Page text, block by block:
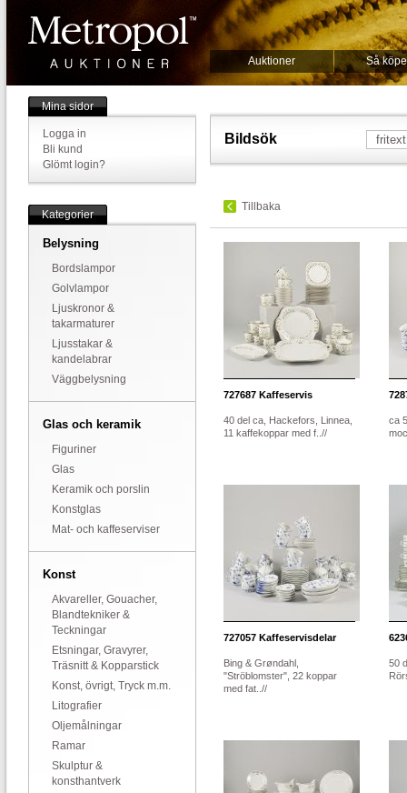
Auktioner Så
Mina sidor
Logga in
Bli kund
Glömt login?
Kategorier
Belysning
Bordslampor
Golvlampor
Ljuskronor &
takarmaturer
Ljusstakar &
kandelabrar
Väggbelysning
Glas och keramik
Figuriner
Glas
Keramik och porslin
Konstglas
Mat- och kaffeserviser
Konst
Akvareller, Gouacher,
Blandtekniker &
Teckningar
Etsningar, Gravyrer,
Träsnitt & Kopparstick
Konst, övrigt, Tryck m.m.
Litografier
Oljemålningar
Ramar
Skulptur &
konsthantverk
Bildsök
Tillbaka
727687 Kaffeservis
40 del ca, Hackefors, Linnea,
11 kaffekoppar med f..//
ca
727057 Kaffeservisdelar
Bing & Grøndahl,
"Ströblomster", 22 koppar
med fat..//
50